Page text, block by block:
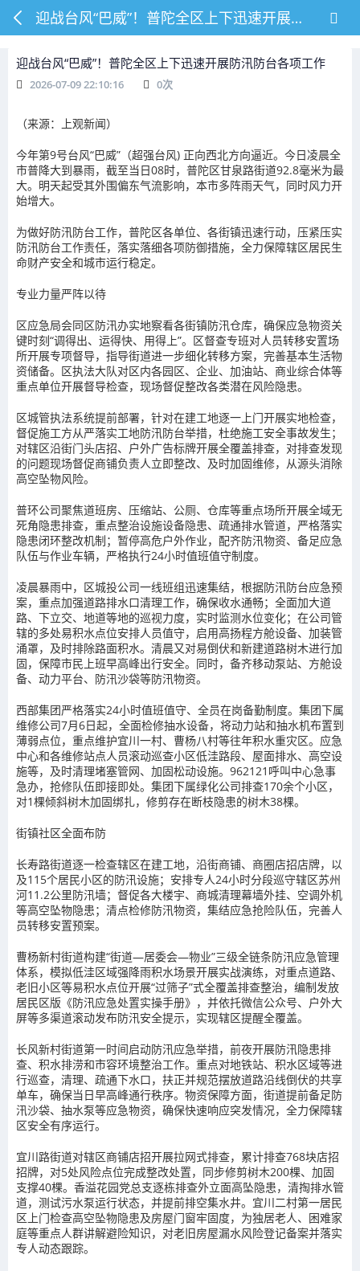
迎战台风“巴威”！普陀全区上下迅速开展防汛防台各项工作
迎战台风“巴威”！普陀全区上下迅速开展防汛防台各项工作
2026-07-09 22:10:16 0次
（来源：上观新闻）
今年第9号台风“巴威”（超强台风) 正向西北方向逼近。今日凌晨全
市普降大到暴雨，截至当日08时，普陀区甘泉路街道92.8毫米为最
大。明天起受其外围偏东气流影响，本市多阵雨天气，同时风力开
始增大。
为做好防汛防台工作，普陀区各单位、各街镇迅速行动，压紧压实
防汛防台工作责任，落实落细各项防御措施，全力保障辖区居民生
命财产安全和城市运行稳定。
专业力量严阵以待
区应急局会同区防汛办实地察看各街镇防汛仓库，确保应急物资关
键时刻“调得出、运得快、用得上”。区督查专班对人员转移安置场
所开展专项督导，指导街道进一步细化转移方案，完善基本生活物
资储备。区执法大队对区内各园区、企业、加油站、商业综合体等
重点单位开展督导检查，现场督促整改各类潜在风险隐患。
区城管执法系统提前部署，针对在建工地逐一上门开展实地检查，
督促施工方从严落实工地防汛防台举措，杜绝施工安全事故发生；
对辖区沿街门头店招、户外广告标牌开展全覆盖排查，对排查发现
的问题现场督促商铺负责人立即整改、及时加固维修，从源头消除
高空坠物风险。
普环公司聚焦道班房、压缩站、公厕、仓库等重点场所开展全域无
死角隐患排查，重点整治设施设备隐患、疏通排水管道，严格落实
隐患闭环整改机制；暂停高危户外作业，配齐防汛物资、备足应急
队伍与作业车辆，严格执行24小时值班值守制度。
凌晨暴雨中，区城投公司一线班组迅速集结，根据防汛防台应急预
案，重点加强道路排水口清理工作，确保收水通畅；全面加大道
路、下立交、地道等地的巡视力度，实时监测水位变化；在公司管
辖的多处易积水点位安排人员值守，启用高扬程方舱设备、加装管
涌罩，及时排除路面积水。清晨又对易倒伏和新建道路树木进行加
固，保障市民上班早高峰出行安全。同时，备齐移动泵站、方舱设
备、动力平台、防汛沙袋等防汛物资。
西部集团严格落实24小时值班值守、全员在岗备勤制度。集团下属
维修公司7月6日起，全面检修抽水设备，将动力站和抽水机布置到
薄弱点位，重点维护宜川一村、曹杨八村等往年积水重灾区。应急
中心和各维修站点人员滚动巡查小区低洼路段、屋面排水、高空设
施等，及时清理堵塞管网、加固松动设施。962121呼叫中心急事
急办，抢修队伍即接即处。集团下属绿化公司排查170余个小区，
对1棵倾斜树木加固绑扎，修剪存在断枝隐患的树木38棵。
街镇社区全面布防
长寿路街道逐一检查辖区在建工地，沿街商铺、商圈店招店牌，以
及115个居民小区的防汛设施；安排专人24小时分段巡守辖区苏州
河11.2公里防汛墙；督促各大楼宇、商城清理幕墙外挂、空调外机
等高空坠物隐患；清点检修防汛物资，集结应急抢险队伍，完善人
员转移安置预案。
曹杨新村街道构建“街道—居委会—物业”三级全链条防汛应急管理
体系，模拟低洼区域强降雨积水场景开展实战演练，对重点道路、
老旧小区等易积水点位开展“过筛子”式全覆盖排查整治，编制发放
居民区版《防汛应急处置实操手册》，并依托微信公众号、户外大
屏等多渠道滚动发布防汛安全提示，实现辖区提醒全覆盖。
长风新村街道第一时间启动防汛应急举措，前夜开展防汛隐患排
查、积水排涝和市容环境整治工作。重点对地铁站、积水区域等进
行巡查，清理、疏通下水口，扶正并规范摆放道路沿线倒伏的共享
单车，确保当日早高峰通行秩序。物资保障方面，街道提前备足防
汛沙袋、抽水泵等应急物资，确保快速响应突发情况，全力保障辖
区安全有序运行。
宜川路街道对辖区商铺店招开展拉网式排查，累计排查768块店招
招牌，对5处风险点位完成整改处置，同步修剪树木200棵、加固
支撑40棵。香溢花园党总支逐栋排查外立面高坠隐患，清掏排水管
道，测试污水泵运行状态，并提前排空集水井。宜川二村第一居民
区上门检查高空坠物隐患及房屋门窗牢固度，为独居老人、困难家
庭等重点人群讲解避险知识，对老旧房屋漏水风险登记备案并落实
专人动态跟踪。